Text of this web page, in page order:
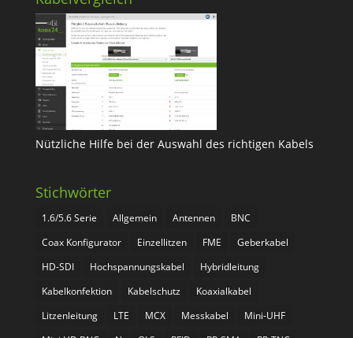
Nützliche Hilfe bei der Auswahl des richtigen Kabels
Stichwörter
1.6/5.6 Serie Allgemein Antennen
BNC
Coax Konfigurator
Einzellitzen FME
Geberkabel
HD-SDI
Hochspannungskabel
Hybridleitung
Kabelkonfektion
Kabelschutz
Koaxialkabel
Litzenleitung
LTE MCX Messkabel
Mini-UHF